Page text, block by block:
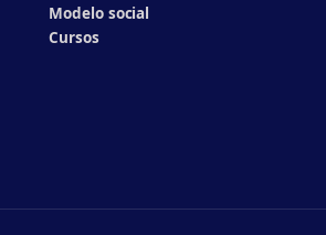
Modelo social
Cursos